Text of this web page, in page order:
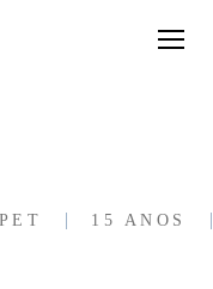
PET 15 ANOS